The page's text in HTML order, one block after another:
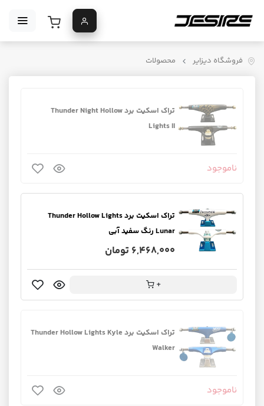
فروشگاه دیزایر محصولات
تراک اسکیت برد Thunder Night Hollow
Lights II
ناموجود
تراک اسکیت برد Thunder Hollow Lights
Lunar رنگ سفید آبی
6,468,000 تومان
+
تراک اسکیت برد Thunder Hollow Lights Kyle
Walker
ناموجود